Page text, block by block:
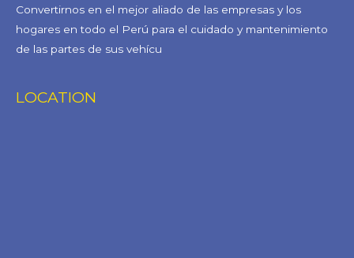
Convertirnos en el mejor aliado de las empresas y los
hogares en todo el Perú para el cuidado y mantenimiento
de las partes de sus vehícu
LOCATION